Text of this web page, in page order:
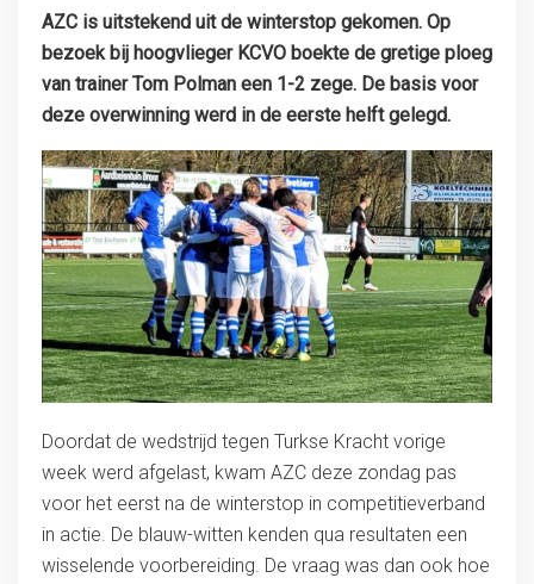
AZC is uitstekend uit de winterstop gekomen. Op
bezoek bij hoogvlieger KCVO boekte de gretige ploeg
van trainer Tom Polman een 1-2 zege. De basis voor
deze overwinning werd in de eerste helft gelegd.
Doordat de wedstrijd tegen Turkse Kracht vorige
week werd afgelast, kwam AZC deze zondag pas
voor het eerst na de winterstop in competitieverband
in actie. De blauw-witten kenden qua resultaten een
wisselende voorbereiding. De vraag was dan ook hoe